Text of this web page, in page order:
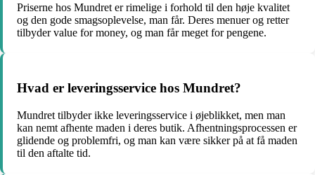
Priserne hos Mundret er rimelige i forhold til den høje kvalitet
og den gode smagsoplevelse, man får. Deres menuer og retter
tilbyder value for money, og man får meget for pengene.
Hvad er leveringsservice hos Mundret?
Mundret tilbyder ikke leveringsservice i øjeblikket, men man
kan nemt afhente maden i deres butik. Afhentningsprocessen er
glidende og problemfri, og man kan være sikker på at få maden
til den aftalte tid.